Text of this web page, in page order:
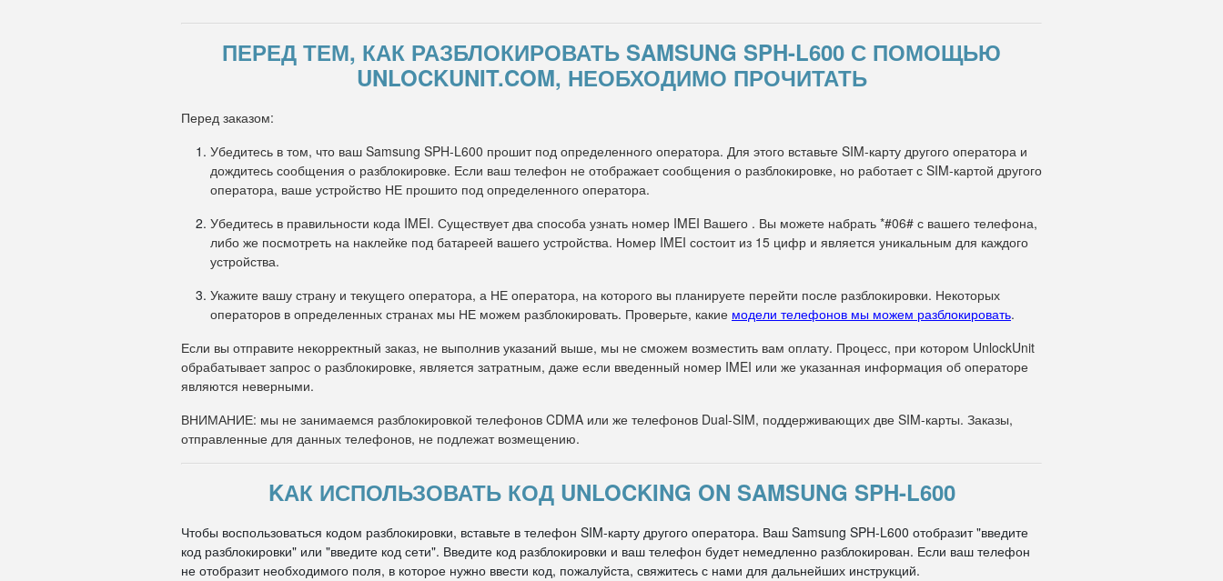
ПЕРЕД ТЕМ, КАК РАЗБЛОКИРОВАТЬ SAMSUNG SPH-L600 С ПОМОЩЬЮ
UNLOCKUNIT.COM, НЕОБХОДИМО ПРОЧИТАТЬ
Перед заказом:
Убедитесь в том, что ваш Samsung SPH-L600 прошит под определенного оператора. Для этого вставьте SIM-карту другого оператора и
дождитесь сообщения о разблокировке. Если ваш телефон не отображает сообщения о разблокировке, но работает с SIM-картой другого
оператора, ваше устройство НЕ прошито под определенного оператора.
Убедитесь в правильности кода IMEI. Существует два способа узнать номер IMEI Вашего . Вы можете набрать *#06# с вашего телефона,
либо же посмотреть на наклейке под батареей вашего устройства. Номер IMEI состоит из 15 цифр и является уникальным для каждого
устройства.
Укажите вашу страну и текущего оператора, а НЕ оператора, на которого вы планируете перейти после разблокировки. Некоторых
операторов в определенных странах мы НЕ можем разблокировать. Проверьте, какие модели телефонов мы можем разблокировать.
Если вы отправите некорректный заказ, не выполнив указаний выше, мы не сможем возместить вам оплату. Процесс, при котором UnlockUnit
обрабатывает запрос о разблокировке, является затратным, даже если введенный номер IMEI или же указанная информация об операторе
являются неверными.
ВНИМАНИЕ: мы не занимаемся разблокировкой телефонов CDMA или же телефонов Dual-SIM, поддерживающих две SIM-карты. Заказы,
отправленные для данных телефонов, не подлежат возмещению.
KАК ИСПОЛЬЗОВАТЬ КОД UNLOCKING ON SAMSUNG SPH-L600
Чтобы воспользоваться кодом разблокировки, вставьте в телефон SIM-карту другого оператора. Ваш Samsung SPH-L600 отобразит "введите
код разблокировки" или "введите код сети". Введите код разблокировки и ваш телефон будет немедленно разблокирован. Если ваш телефон
не отобразит необходимого поля, в которое нужно ввести код, пожалуйста, свяжитесь с нами для дальнейших инструкций.